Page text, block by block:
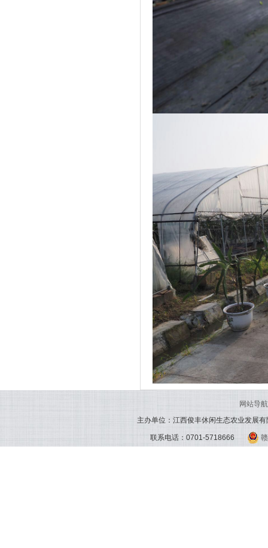
网站导航
主办单位：江西俊丰休闲生态农业发展有
联系电话：0701-5718666